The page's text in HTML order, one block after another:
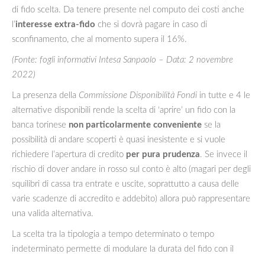
di fido scelta. Da tenere presente nel computo dei costi anche
l’interesse extra-fido che si dovrà pagare in caso di
sconfinamento, che al momento supera il 16%.
(Fonte: fogli informativi Intesa Sanpaolo – Data: 2 novembre
2022)
La presenza della Commissione Disponibilità Fondi in tutte e 4 le
alternative disponibili rende la scelta di ‘aprire’ un fido con la
banca torinese non particolarmente conveniente se la
possibilità di andare scoperti è quasi inesistente e si vuole
richiedere l’apertura di credito per pura prudenza. Se invece il
rischio di dover andare in rosso sul conto è alto (magari per degli
squilibri di cassa tra entrate e uscite, soprattutto a causa delle
varie scadenze di accredito e addebito) allora può rappresentare
una valida alternativa.
La scelta tra la tipologia a tempo determinato o tempo
indeterminato permette di modulare la durata del fido con il